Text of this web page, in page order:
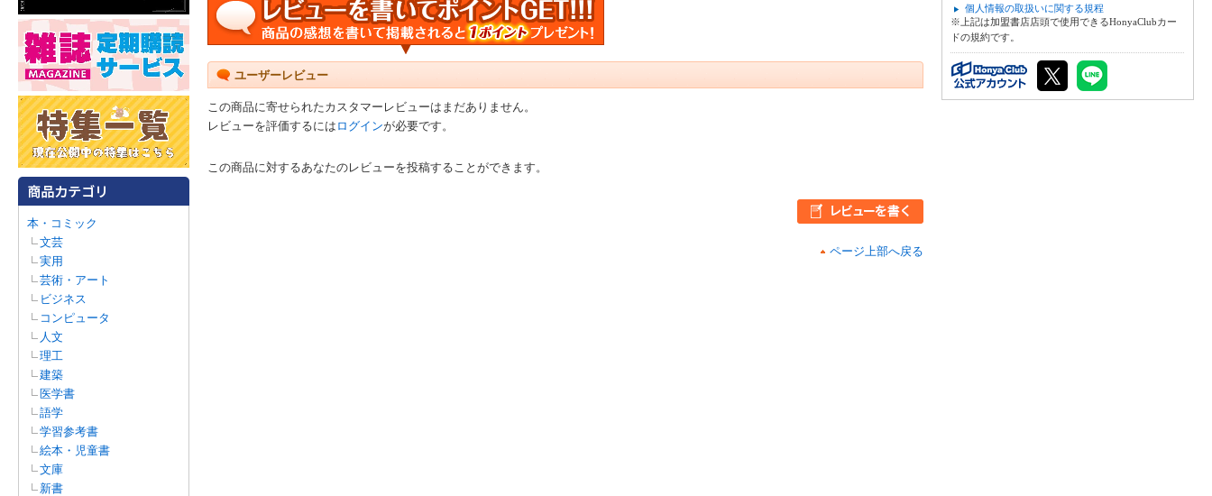
本・コミック
文芸
実用
芸術・アート
ビジネス
コンピュータ
人文
理工
建築
医学書
語学
学習参考書
絵本・児童書
文庫
新書
ユーザーレビュー
この商品に寄せられたカスタマーレビューはまだありません。
レビューを評価するには ログインが必要です。
この商品に対するあなたのレビューを投稿することができます。
ページ上部へ戻る
個人情報の取扱いに関する規程
※上記は加盟書店店頭で使用できるHonyaClubカー
ドの規約です。